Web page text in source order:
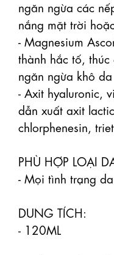
ngăn ngừa các
nắng mặt trời
- Magnesium
thành hắc tố, thúc
ngăn ngừa khô da
- Axit hyaluronic,
dẫn xuất axit
chlorphenesin,
PHÙ HỢP LOẠI
- Mọi tình trạng da.
DUNG TÍCH:
- 120ML